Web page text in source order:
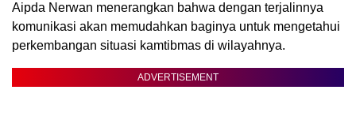
Aipda Nerwan menerangkan bahwa dengan terjalinnya
komunikasi akan memudahkan baginya untuk mengetahui
perkembangan situasi kamtibmas di wilayahnya.
ADVERTISEMENT